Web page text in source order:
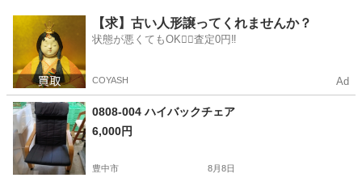
近鉄日本橋駅 椅子
【求】古い人形譲ってくれませんか？
状態が悪くてもOK🙆‍♀️査定0円‼️
COYASH Ad
0808-004 ハイバックチェア
6,000円
豊中市 8月8日